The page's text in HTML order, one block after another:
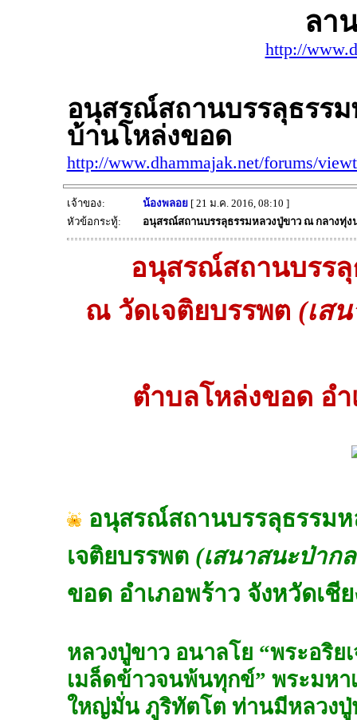
ลา
http://
อนุสรณ์สถานบรรลุธรร
บ้านโหล่งขอด
http://www.dhammajak.net/forums/
เจ้าของ: น้องพลอย[ 21 ม.ค. 2016, 08:10 ]
หัวข้อกระทู้:
อนุสรณ์สถานบรรลุธรรมหลวงปู่ขาว ณ กลางทุ่ง
อนุสรณ์สถานบรรลุ
ณ วัดเจติยบรรพต (เส
ตำบลโหล่งขอด อำ
อนุสรณ์สถานบรรลุธรรม
เจติยบรรพต (เสนาสนะป่าก
ขอด อำเภอพร้าว จังหวัดเชี
หลวงปู่ขาว อนาลโย “พระอริย
เมล็ดข้าวจนพ้นทุกข์” พระมห
ใหญ่มั่น ภูริทัตโต ท่านมีหลวงปู่